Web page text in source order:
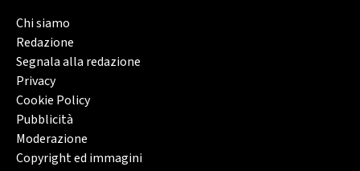
Chi siamo
Redazione
Segnala alla redazione
Privacy
Cookie Policy
Pubblicità
Moderazione
Copyright ed immagini